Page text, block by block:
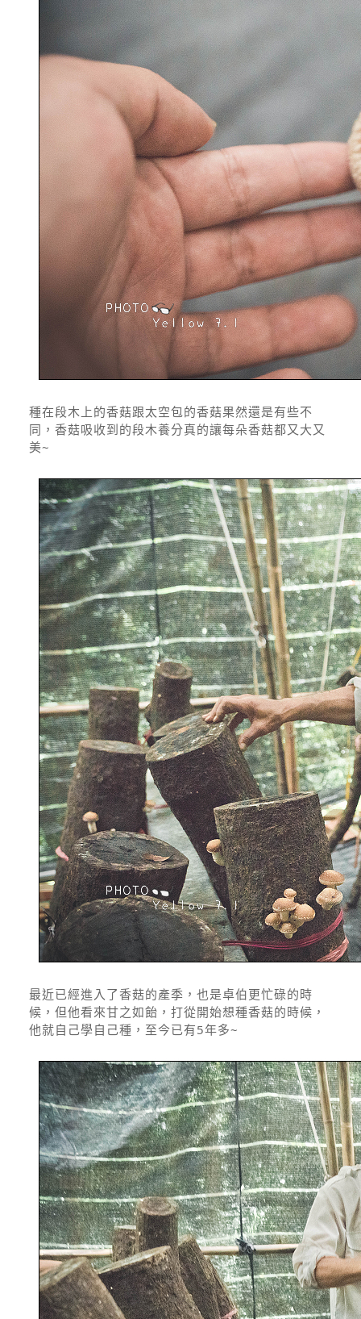
種在段木上的香菇跟太空包的香菇果然還是有些不
同，香菇吸收到的段木養分真的讓每朵香菇都又大又
美~
最近已經進入了香菇的產季，也是卓伯更忙碌的時
候，但他看來甘之如飴，打從開始想種香菇的時候，
他就自己學自己種，至今已有5年多~